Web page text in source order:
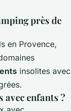
près de
en Provence,
insolites avec
enfants ?